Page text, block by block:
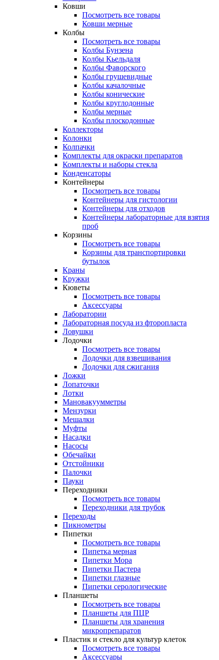
Ковши
Посмотреть все товары
Ковши мерные
Колбы
Посмотреть все товары
Колбы Бунзена
Колбы Кьельдаля
Колбы Фаворского
Колбы грушевидные
Колбы качалочные
Колбы конические
Колбы круглодонные
Колбы мерные
Колбы плоскодонные
Коллекторы
Колонки
Колпачки
Комплекты для окраски препаратов
Комплекты и наборы стекла
Конденсаторы
Контейнеры
Посмотреть все товары
Контейнеры для гистологии
Контейнеры для отходов
Контейнеры лабораторные для взятия
проб
Корзины
Посмотреть все товары
Корзины для транспортировки
бутылок
Краны
Кружки
Кюветы
Посмотреть все товары
Аксессуары
Лаборатории
Лабораторная посуда из фторопласта
Ловушки
Лодочки
Посмотреть все товары
Лодочки для взвешивания
Лодочки для сжигания
Ложки
Лопаточки
Лотки
Мановакуумметры
Мензурки
Мешалки
Муфты
Насадки
Насосы
Обечайки
Отстойники
Палочки
Пауки
Переходники
Посмотреть все товары
Переходники для трубок
Переходы
Пикнометры
Пипетки
Посмотреть все товары
Пипетка мерная
Пипетки Мора
Пипетки Пастера
Пипетки глазные
Пипетки серологические
Планшеты
Посмотреть все товары
Планшеты для ПЦР
Планшеты для хранения
микропрепаратов
Пластик и стекло для культур клеток
Посмотреть все товары
Аксессуары